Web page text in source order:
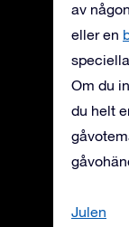
av
eller en
Om du
du helt
Julen